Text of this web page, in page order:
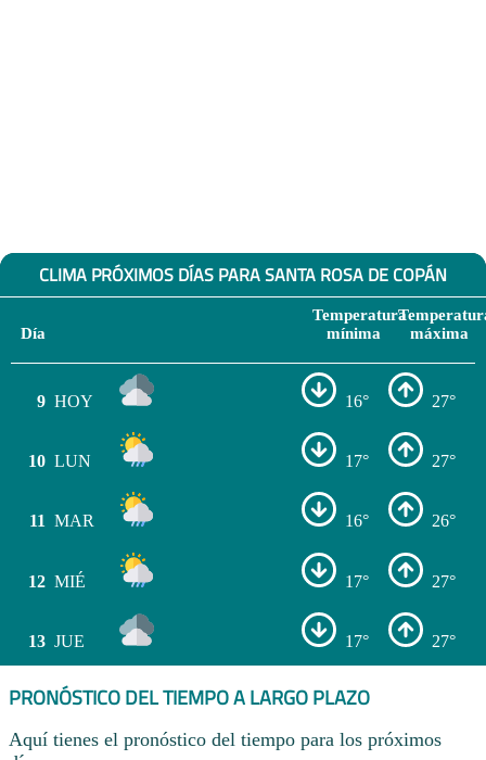
CLIMA PRÓXIMOS DÍAS PARA SANTA ROSA DE COPÁN
Día
Temperatura
mínima
máxima
9 HOY 16° 27°
10 LUN 17° 27°
11 MAR 16° 26°
12 MIÉ 17° 27°
13 JUE 17° 27°
PRONÓSTICO DEL TIEMPO A LARGO PLAZO
Aquí tienes el pronóstico del tiempo para los próximos